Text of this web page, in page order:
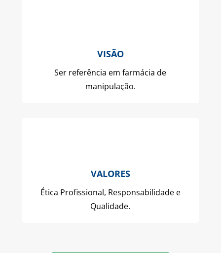
VISÃO
Ser referência em farmácia de
manipulação.
VALORES
Ética Profissional, Responsabilidade e
Qualidade.